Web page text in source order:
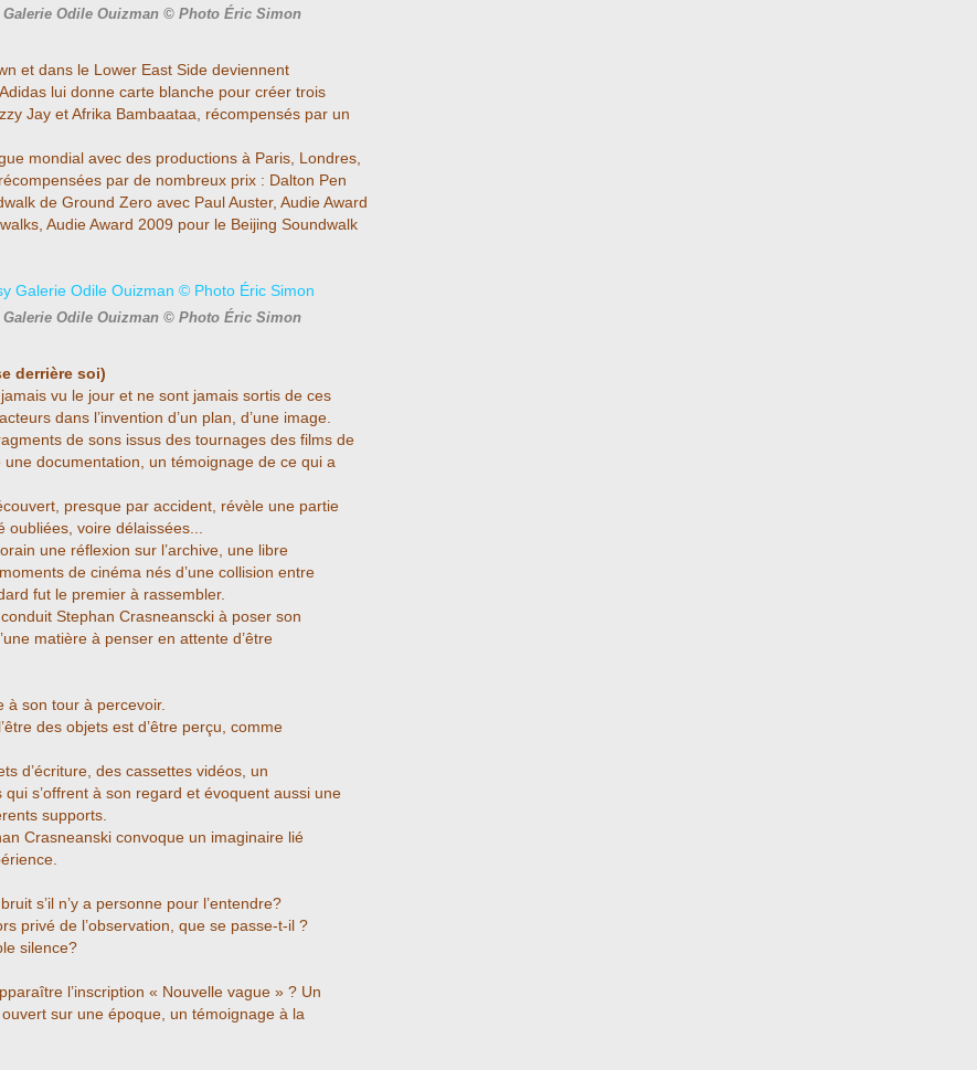
Galerie Odile Ouizman © Photo Éric Simon
et dans le Lower East Side deviennent
lui donne carte blanche pour créer trois
Jay et Afrika Bambaataa, récompensés par un
mondial avec des productions à Paris, Londres,
par de nombreux prix : Dalton Pen
de Ground Zero avec Paul Auster, Audie Award
Audie Award 2009 pour le Beijing Soundwalk
Galerie Odile Ouizman © Photo Éric Simon
derrière soi)
vu le jour et ne sont jamais sortis de ces
dans l’invention d’un plan, d’une image.
de sons issus des tournages des films de
documentation, un témoignage de ce qui a
presque par accident, révèle une partie
voire délaissées...
une réflexion sur l’archive, une libre
de cinéma nés d’une collision entre
fut le premier à rassembler.
Stephan Crasneanscki à poser son
matière à penser en attente d’être
à son tour à percevoir.
des objets est d’être perçu, comme
d’écriture, des cassettes vidéos, un
s’offrent à son regard et évoquent aussi une
supports.
Crasneanski convoque un imaginaire lié
s’il n’y a personne pour l’entendre?
privé de l’observation, que se passe-t-il ?
silence?
l’inscription « Nouvelle vague » ? Un
sur une époque, un témoignage à la